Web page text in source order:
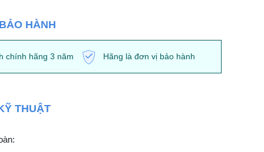
HÀNH
chính hãng 3 năm Hãng là đơn vị bảo hành
THUẬT